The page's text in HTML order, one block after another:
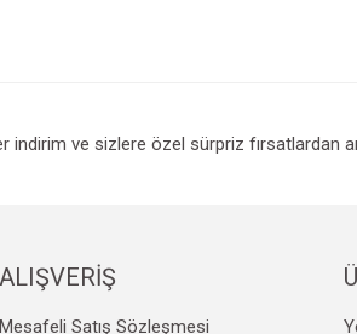
indirim ve sizlere özel sürpriz fırsatlardan
ALIŞVERİŞ
Mesafeli Satış Sözleşmesi